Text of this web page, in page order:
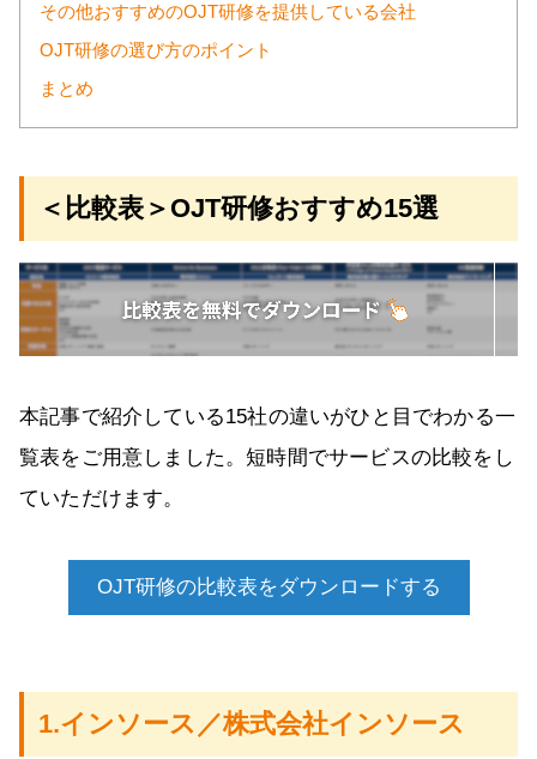
その他おすすめのOJT研修を提供している会社
OJT研修の選び方のポイント
まとめ
＜比較表＞OJT研修おすすめ15選
本記事で紹介している15社の違いがひと目でわかる一
覧表をご用意しました。短時間でサービスの比較をし
ていただけます。
OJT研修の比較表をダウンロードする
1.インソース／株式会社インソース